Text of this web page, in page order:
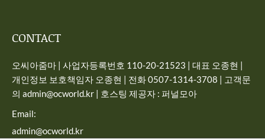
CONTACT
오씨아줌마 | 사업자등록번호 110-20-21523 | 대표 오종현 |
개인정보 보호책임자 오종현 | 전화 0507-1314-3708 | 고객문
의 admin@ocworld.kr | 호스팅 제공자 : 퍼널모아
Email:
admin@ocworld.kr